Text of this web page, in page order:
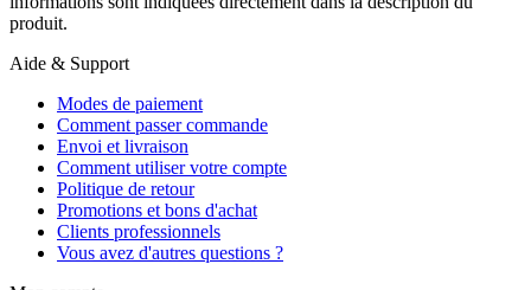
produit.
Aide & Support
Modes de paiement
Comment passer commande
Envoi et livraison
Comment utiliser votre compte
Politique de retour
Promotions et bons d'achat
Clients professionnels
Vous avez d'autres questions ?